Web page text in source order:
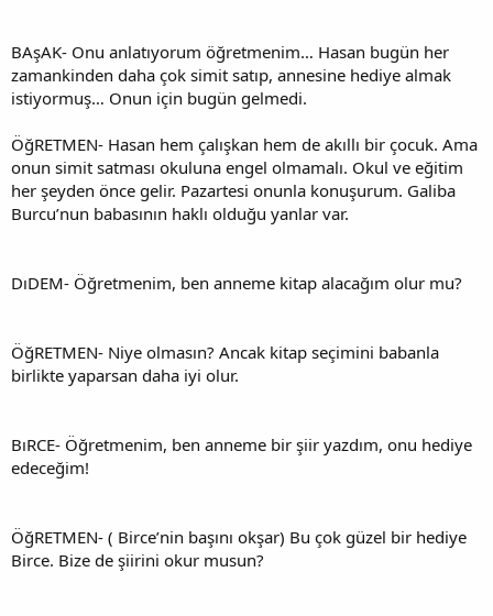
BAşAK- Onu anlatıyorum öğretmenim… Hasan bugün her
zamankinden daha çok simit satıp, annesine hediye almak
istiyormuş… Onun için bugün gelmedi.
ÖğRETMEN- Hasan hem çalışkan hem de akıllı bir çocuk. Ama
onun simit satması okuluna engel olmamalı. Okul ve eğitim
her şeyden önce gelir. Pazartesi onunla konuşurum. Galiba
Burcu’nun babasının haklı olduğu yanlar var.
DıDEM- Öğretmenim, ben anneme kitap alacağım olur mu?
ÖğRETMEN- Niye olmasın? Ancak kitap seçimini babanla
birlikte yaparsan daha iyi olur.
BıRCE- Öğretmenim, ben anneme bir şiir yazdım, onu hediye
edeceğim!
ÖğRETMEN- ( Birce’nin başını okşar) Bu çok güzel bir hediye
Birce. Bize de şiirini okur musun?